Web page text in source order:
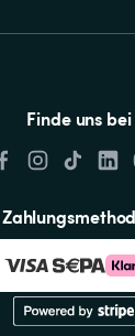
Finde uns bei